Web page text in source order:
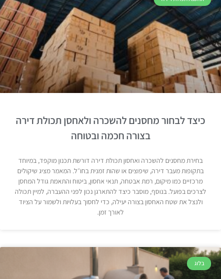
כיצד לבחור מחסנים להשכרה ולאחסן תכולת דירה
בצורה חכמה ובטוחה
בחירת מחסנים להשכרה ואחסון תכולת דירה דורשת תכנון מוקפד, במיוחד
בתקופות מעבר דירה, שיפוצים או שהות זמנית בחו״ל. המאמר מציג שיקולים
מרכזיים כמו מיקום, רמת אבטחה, תנאי אחסון, ביטוח והתאמת גודל המחסן
לצרכים בפועל. בנוסף, מוסבר כיצד להתארגן נכון לפני ההעברה, למיין תכולה
ולנצל את שטח האחסון בצורה יעילה, כדי לחסוך בעלויות ולשמור על הציוד
לאורך זמן.
בלוג